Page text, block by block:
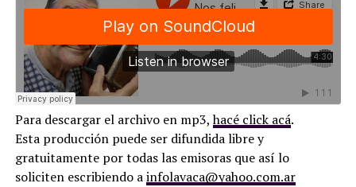
Para descargar el archivo en mp3,hacé click acá.
Esta producción puede ser difundida libre y
gratuitamente por todas las emisoras que así lo
soliciten escribiendo ainfolavaca@yahoo.com.ar